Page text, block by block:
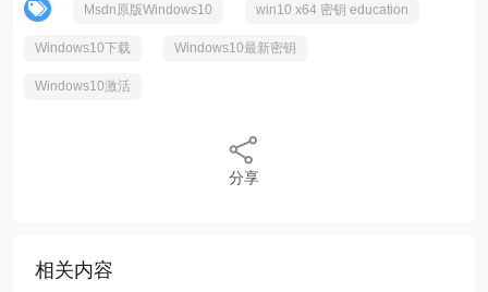
Msdn原版Windows10 win10 x64 密钥 education
Windows10下载 Windows10最新密钥
Windows10激活
分享
相关内容